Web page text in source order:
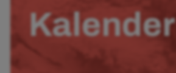
Kalender